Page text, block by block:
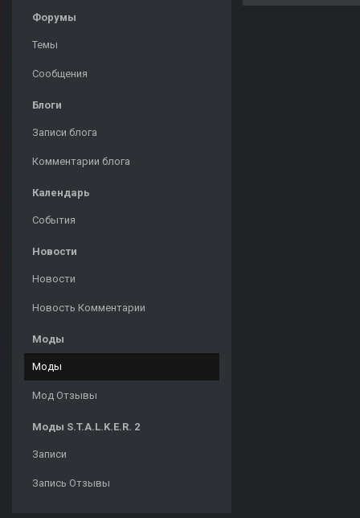
Форумы
Темы
Сообщения
Блоги
Записи блога
Комментарии блога
Календарь
События
Новости
Новости
Новость Комментарии
Моды
Моды
Мод Отзывы
Моды S.T.A.L.K.E.R. 2
Записи
Запись Отзывы